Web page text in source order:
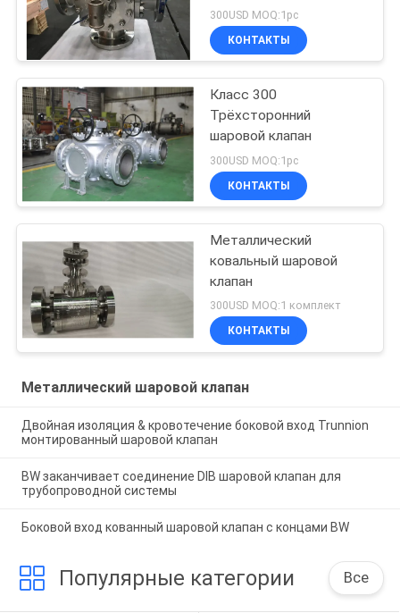
300USD MOQ:1pc
КОНТАКТЫ
Класс 300
Трёхсторонний
шаровой клапан
300USD MOQ:1pc
КОНТАКТЫ
Металлический
ковальный шаровой
клапан
300USD MOQ:1 комплект
КОНТАКТЫ
Металлический шаровой клапан
Двойная изоляция & кровотечение боковой вход Trunnion
монтированный шаровой клапан
BW заканчивает соединение DIB шаровой клапан для
трубопроводной системы
Боковой вход кованный шаровой клапан с концами BW
Популярные категории Все